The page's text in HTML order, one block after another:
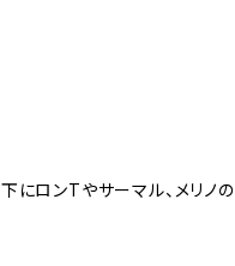
にロンTやサーマル、メリノの